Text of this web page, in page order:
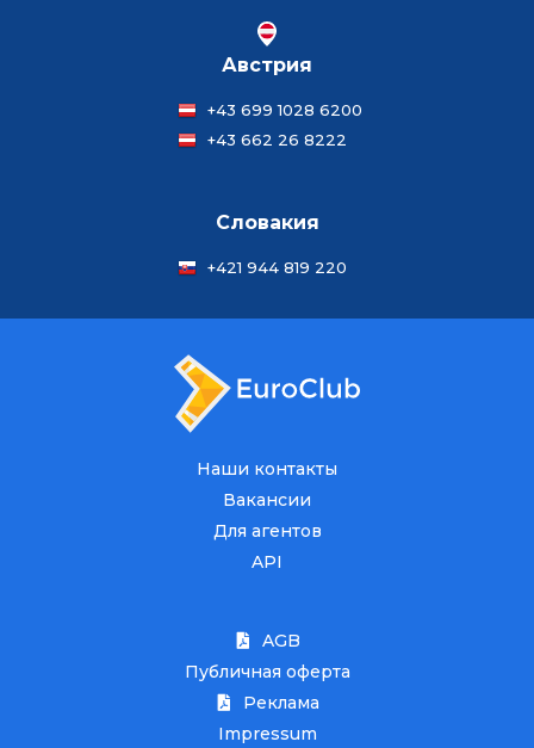
Австрия
+43 699 1028 6200
+43 662 26 8222
Словакия
+421 944 819 220
Наши контакты
Вакансии
Для агентов
API
AGB
Публичная оферта
Реклама
Impressum